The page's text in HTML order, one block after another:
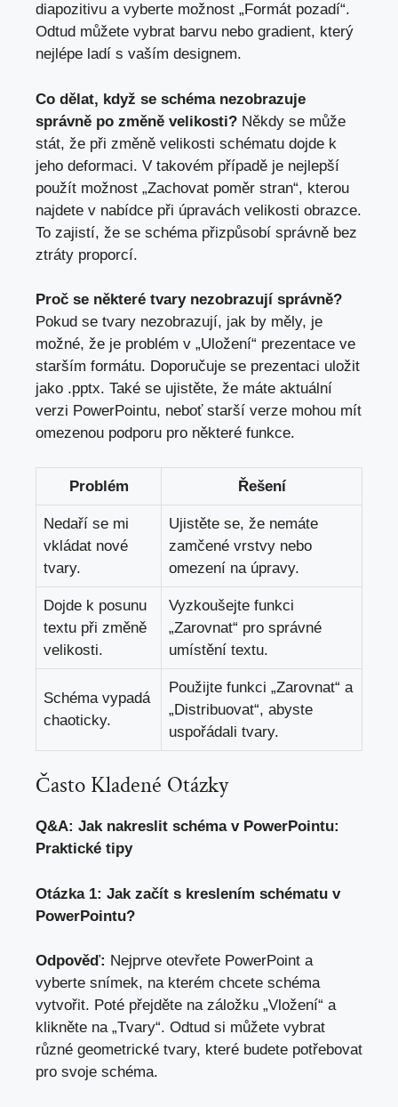
diapozitivu a vyberte možnost „Formát pozadí“.
Odtud můžete vybrat barvu nebo gradient,⁤ který
nejlépe ladí s vaším designem.
Co dělat, když se schéma nezobrazuje
správně⁣ po změně velikosti? Někdy se může
stát, že při změně velikosti schématu dojde k
jeho deformaci. ⁣V takovém případě je ‍nejlepší
použít možnost „Zachovat poměr stran“, kterou
najdete v⁢ nabídce při úpravách velikosti obrazce.
To zajistí, že se schéma přizpůsobí správně bez
ztráty proporcí.
Proč se některé tvary nezobrazují ​správně?
Pokud se tvary nezobrazují, jak by měly, je
možné, že je problém v ⁤„Uložení“ prezentace ve⁢
starším ​formátu. Doporučuje se⁢ prezentaci uložit
jako .pptx. Také se ujistěte, že máte aktuální
verzi PowerPointu, neboť starší ⁤verze mohou mít
omezenou podporu pro některé funkce.
Problém Řešení
Nedaří se ‍mi
vkládat nové
tvary.
Ujistěte se, že nemáte
zamčené vrstvy nebo
omezení na úpravy.
Dojde k posunu
‌textu při změně
‍velikosti.
Vyzkoušejte funkci
„Zarovnat“ pro správné
umístění textu.
Schéma vypadá
chaoticky.
Použijte funkci „Zarovnat“ a
„Distribuovat“, abyste
uspořádali tvary.
Často Kladené Otázky
Q&A: Jak nakreslit schéma ‌v ‍PowerPointu:
Praktické​ tipy
Otázka 1: Jak začít s kreslením schématu v
PowerPointu?
Odpověď: Nejprve otevřete PowerPoint a
vyberte⁤ snímek, na kterém chcete schéma
vytvořit. Poté přejděte na záložku „Vložení“ a
klikněte na „Tvary“. Odtud si můžete vybrat
různé geometrické ‍tvary, které budete potřebovat
⁤pro svoje schéma.